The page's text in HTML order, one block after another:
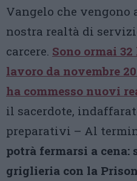
Vangelo che vengono
nostra realtà di
carcere. Sono ormai 32
lavoro da novembre
ha commesso nuovi
il sacerdote,
preparativi – Al
potrà fermarsi a cena:
griglieria con la